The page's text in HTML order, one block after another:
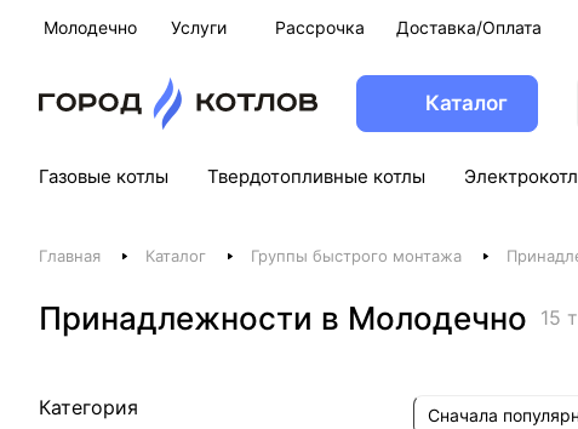
Молодечно Услуги Рассрочка Доставка/Оплата
Каталог
Газовые котлы Твердотопливные котлы
Главная Каталог Группы быстрого монтажа
Принадлежности в Молодечно 15
Категория
Сначала